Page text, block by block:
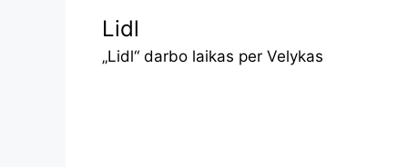
Lidl
„Lidl“ darbo laikas per Velykas